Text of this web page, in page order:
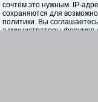
сочтём это нужным. IP-
сохраняются для
политики. Вы
администраторы форумов